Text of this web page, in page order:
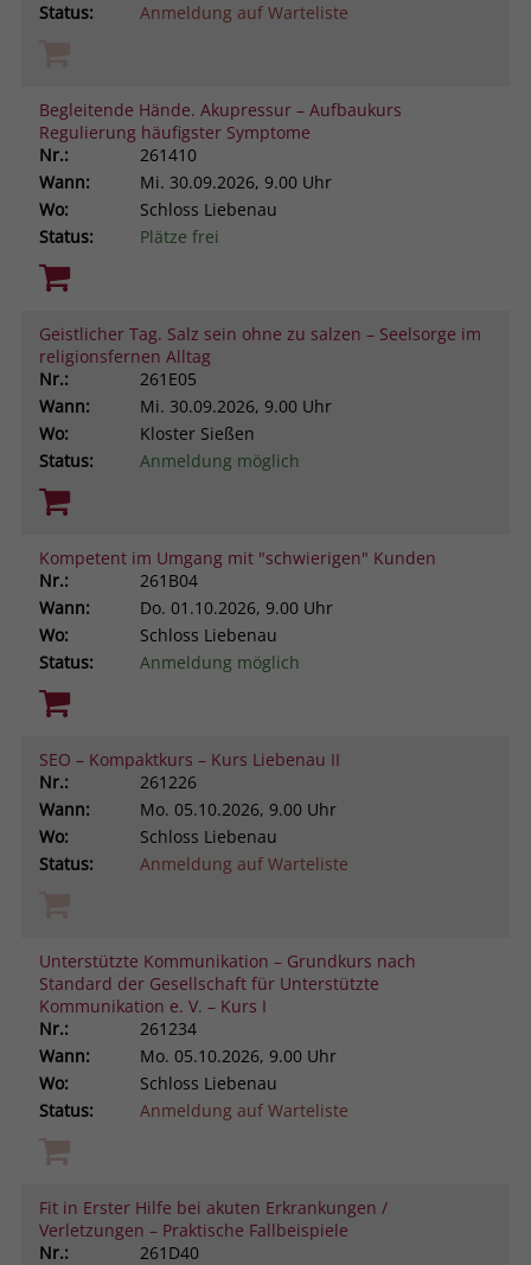
Status:
Anmeldung auf Warteliste
Begleitende Hände. Akupressur – Aufbaukurs
Regulierung häufigster Symptome
Nr.:
261410
Wann:
Mi. 30.09.2026, 9.00 Uhr
Wo:
Schloss Liebenau
Status:
Plätze frei
Geistlicher Tag. Salz sein ohne zu salzen – Seelsorge im
religionsfernen Alltag
Nr.:
261E05
Wann:
Mi. 30.09.2026, 9.00 Uhr
Wo:
Kloster Sießen
Status:
Anmeldung möglich
Kompetent im Umgang mit "schwierigen" Kunden
Nr.:
261B04
Wann:
Do. 01.10.2026, 9.00 Uhr
Wo:
Schloss Liebenau
Status:
Anmeldung möglich
SEO – Kompaktkurs – Kurs Liebenau II
Nr.:
261226
Wann:
Mo. 05.10.2026, 9.00 Uhr
Wo:
Schloss Liebenau
Status:
Anmeldung auf Warteliste
Unterstützte Kommunikation – Grundkurs nach
Standard der Gesellschaft für Unterstützte
Kommunikation e. V. – Kurs I
Nr.:
261234
Wann:
Mo. 05.10.2026, 9.00 Uhr
Wo:
Schloss Liebenau
Status:
Anmeldung auf Warteliste
Fit in Erster Hilfe bei akuten Erkrankungen /
Verletzungen – Praktische Fallbeispiele
Nr.:
261D40